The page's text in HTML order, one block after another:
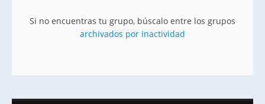
Si no encuentras tu grupo, búscalo entre los grupos
archivados por inactividad